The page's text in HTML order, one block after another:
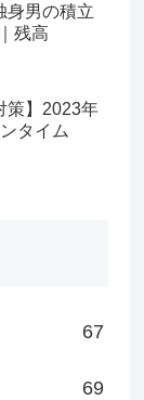
身男の積立
残高
策】2023年
タイム
67
69